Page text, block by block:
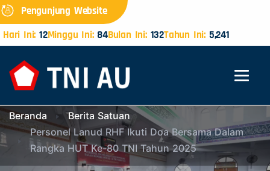
Pengunjung Website
Hari Ini: 12Minggu Ini:84Bulan Ini:132Tahun Ini: 5,241
Beranda
Berita Satuan
Personel Lanud RHF Ikuti Doa Bersama Dalam
Rangka HUT Ke-80 TNI Tahun 2025